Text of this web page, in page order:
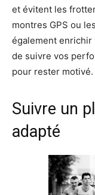
et évitent les
montres GPS ou
également
de suivre vos
pour rester motivé.
Suivre un
adapté